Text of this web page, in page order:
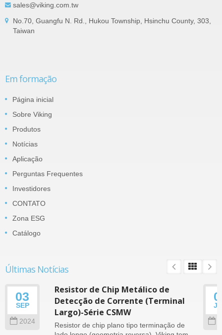
sales@viking.com.tw
No.70, Guangfu N. Rd., Hukou Township, Hsinchu County, 303,
Taiwan
Em formação
Página inicial
Sobre Viking
Produtos
Notícias
Aplicação
Perguntas Frequentes
Investidores
CONTATO
Zona ESG
Catálogo
Últimas Notícias
03
SEP
2024
Resistor de Chip Metálico de
Detecção de Corrente (Terminal
Largo)-Série CSMW
Resistor de chip plano tipo terminação de